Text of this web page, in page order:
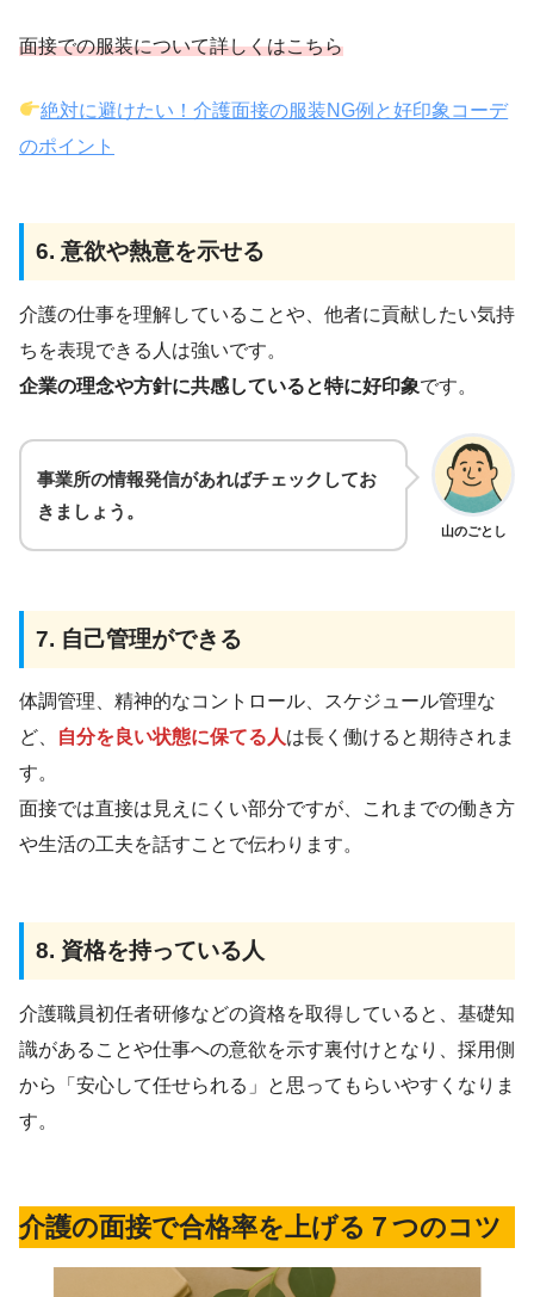
面接での服装について詳しくはこちら
絶対に避けたい！介護面接の服装NG例と好印象コーデ
のポイント
6. 意欲や熱意を示せる
介護の仕事を理解していることや、他者に貢献したい気持
ちを表現できる人は強いです。
企業の理念や方針に共感していると特に好印象です。
山のごとし
事業所の情報発信があればチェックしてお
きましょう。
7. 自己管理ができる
体調管理、精神的なコントロール、スケジュール管理な
ど、
自分を良い状態に保てる人は長く働けると期待されま
す。
面接では直接は見えにくい部分ですが、これまでの働き方
や生活の工夫を話すことで伝わります。
8. 資格を持っている人
介護職員初任者研修などの資格を取得していると、基礎知
識があることや仕事への意欲を示す裏付けとなり、採用側
から「安心して任せられる」と思ってもらいやすくなりま
す。
介護の面接で合格率を上げる７つのコツ